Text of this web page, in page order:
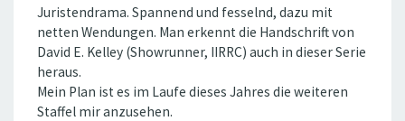
Juristendrama. Spannend und fesselnd, dazu mit
netten Wendungen. Man erkennt die Handschrift von
David E. Kelley (Showrunner, IIRRC) auch in dieser Serie
heraus.
Mein Plan ist es im Laufe dieses Jahres die weiteren
Staffel mir anzusehen.